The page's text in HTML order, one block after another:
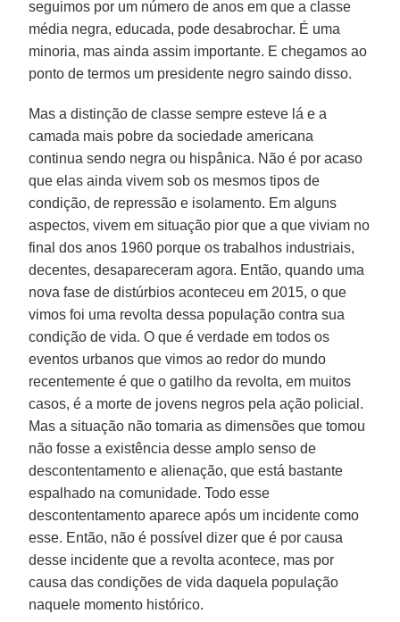
seguimos por um número de anos em que a classe
média negra, educada, pode desabrochar. É uma
minoria, mas ainda assim importante. E chegamos ao
ponto de termos um presidente negro saindo disso.
Mas a distinção de classe sempre esteve lá e a
camada mais pobre da sociedade americana
continua sendo negra ou hispânica. Não é por acaso
que elas ainda vivem sob os mesmos tipos de
condição, de repressão e isolamento. Em alguns
aspectos, vivem em situação pior que a que viviam no
final dos anos 1960 porque os trabalhos industriais,
decentes, desapareceram agora. Então, quando uma
nova fase de distúrbios aconteceu em 2015, o que
vimos foi uma revolta dessa população contra sua
condição de vida. O que é verdade em todos os
eventos urbanos que vimos ao redor do mundo
recentemente é que o gatilho da revolta, em muitos
casos, é a morte de jovens negros pela ação policial.
Mas a situação não tomaria as dimensões que tomou
não fosse a existência desse amplo senso de
descontentamento e alienação, que está bastante
espalhado na comunidade. Todo esse
descontentamento aparece após um incidente como
esse. Então, não é possível dizer que é por causa
desse incidente que a revolta acontece, mas por
causa das condições de vida daquela população
naquele momento histórico.